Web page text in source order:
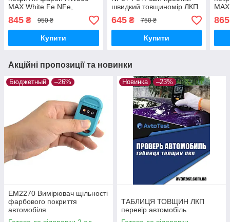
MAX White Fe NFe,
підсвітка
845 ₴ 950 ₴
Купити
швидкий товщиномір ЛКП
645₴ 750 ₴
Купити
865
Акційні пропозиції та новинки
Бюджетный –26%
EM2270 Вимірювач щільності
фарбового покриття
автомобіля
Новинка –23%
ТАБЛИЦЯ ТОВЩИН ЛКП
перевір автомобіль